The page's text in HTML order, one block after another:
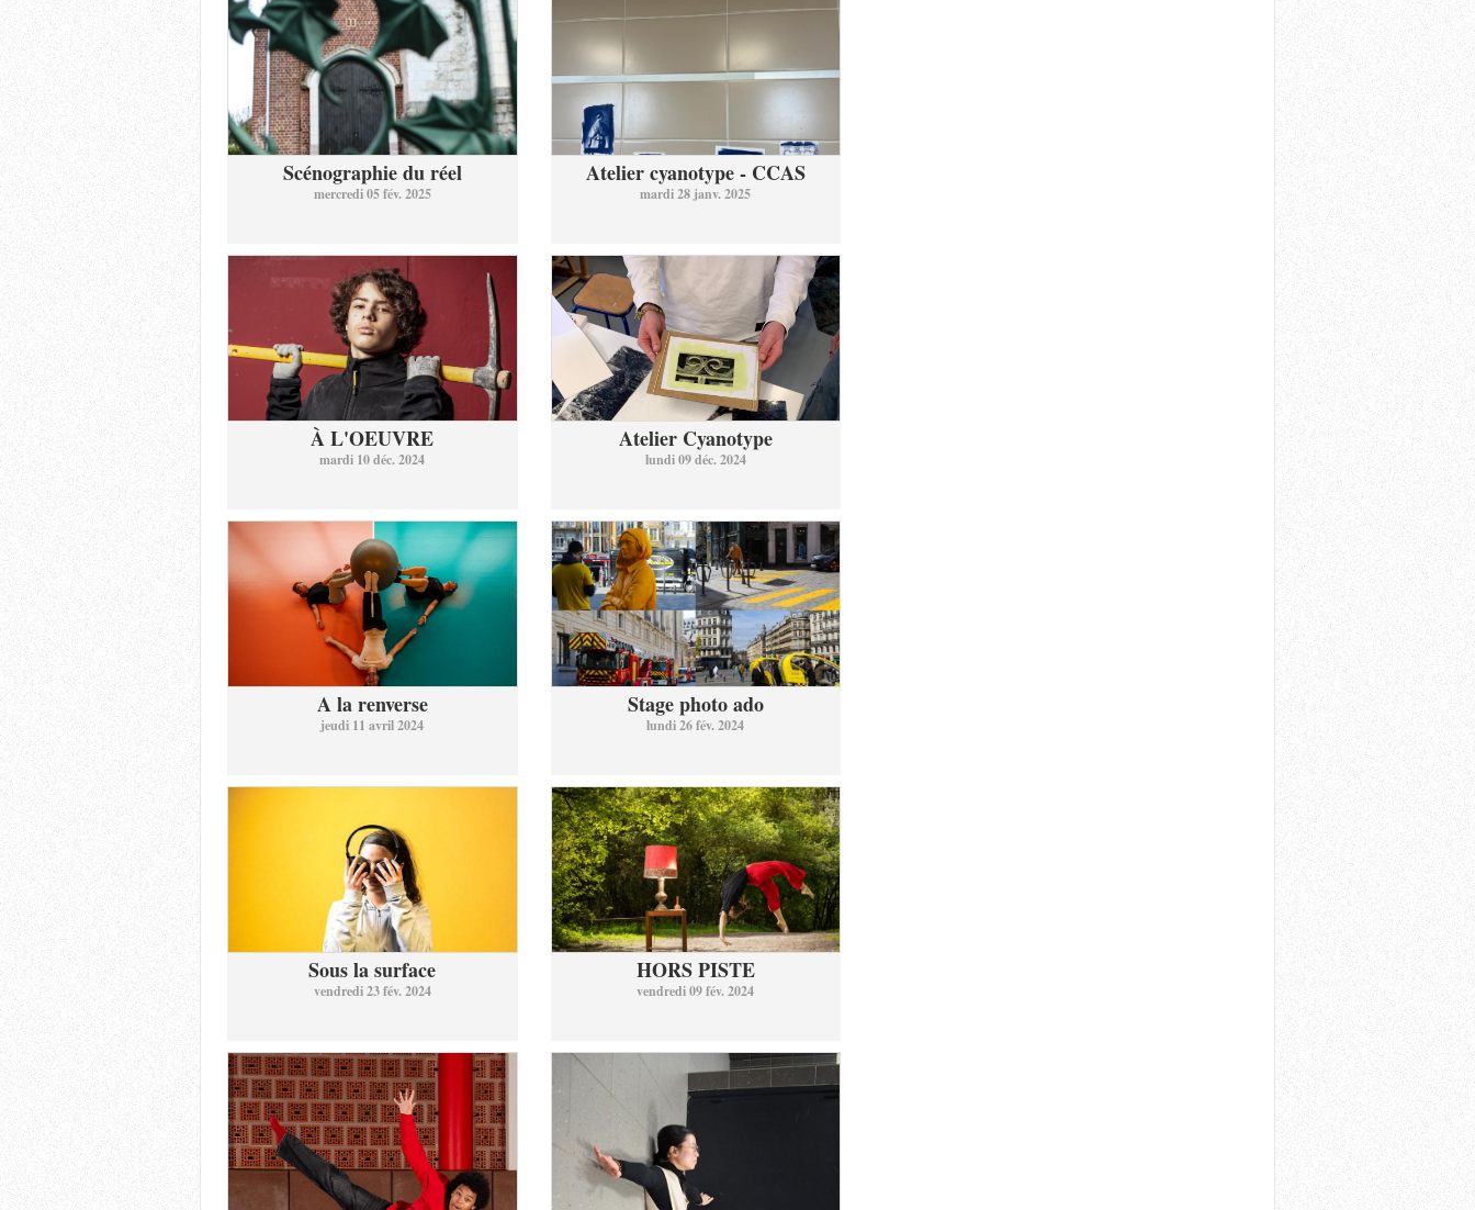
Scénographie du réel
mercredi 05 fév. 2025
Atelier cyanotype - CCAS
mardi 28 janv. 2025
À L'OEUVRE
mardi 10 déc. 2024
Atelier Cyanotype
lundi 09 déc. 2024
A la renverse
jeudi 11 avril 2024
Stage photo ado
lundi 26 fév. 2024
Sous la surface
vendredi 23 fév. 2024
HORS PISTE
vendredi 09 fév. 2024